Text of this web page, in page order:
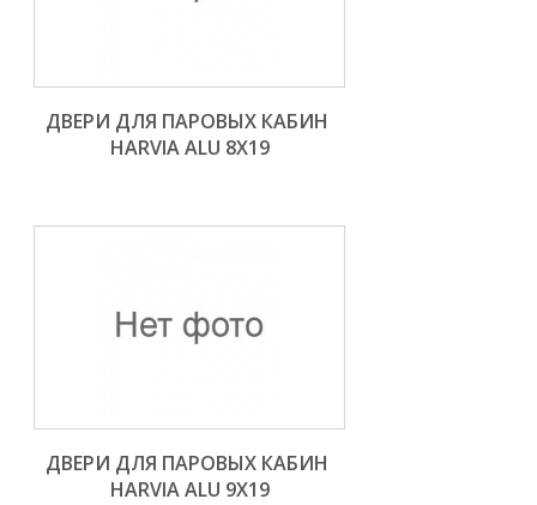
ДВЕРИ ДЛЯ ПАРОВЫХ КАБИН
HARVIA ALU 8X19
ДВЕРИ ДЛЯ ПАРОВЫХ КАБИН
HARVIA ALU 9X19